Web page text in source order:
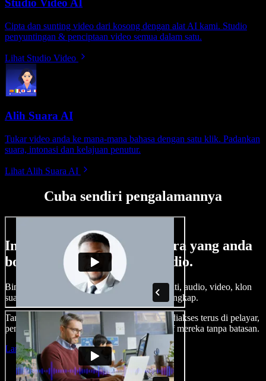
Studio Video AI
Cipta dan sunting video dari kosong dengan alat AI kami. Studio
penyuntingan & penciptaan video semua dalam satu.
Lihat Studio Video
Alih Suara AI
Tukar video anda ke mana-mana bahasa dengan satu klik. Padankan
suara, intonasi dan kelajuan penutur.
Lihat Alih Suara AI
Cuba sendiri pengalamannya
Ini hanya sebahagian perkara yang anda
boleh buat di Speechify Studio.
Bina suara latar, tambah imej stok tanpa royalti, audio, video, klon
suara anda, untuk projek audio video yang lengkap.
Tanpa keluk pembelajaran dan semua boleh diakses terus di pelayar,
pencipta boleh realisasikan segala idea kreatif mereka tanpa batasan.
Lancarkan Studio